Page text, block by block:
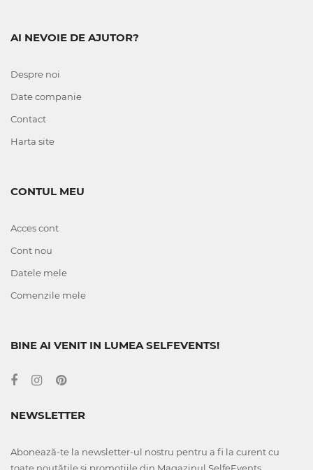
AI NEVOIE DE AJUTOR?
Despre noi
Date companie
Contact
Harta site
CONTUL MEU
Acces cont
Cont nou
Datele mele
Comenzile mele
BINE AI VENIT IN LUMEA SELFEVENTS!
NEWSLETTER
Abonează-te la newsletter-ul nostru pentru a fi la curent cu